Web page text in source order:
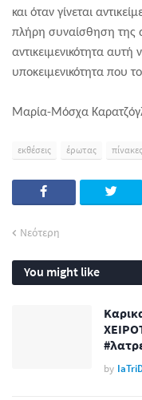
και όταν γίνεται
πλήρη συναίσθηση της
αντικειμενικότητα
υποκειμενικότητα που
Μαρία-Μόσχα
εκθέσεις έρωτας πίνακες
Νεότερη
You might like
by